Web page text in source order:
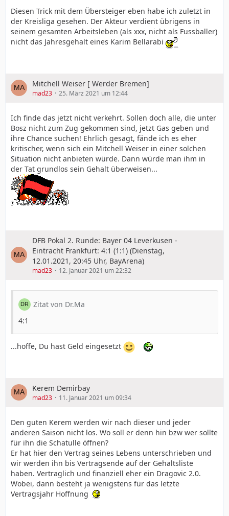
Diesen Trick mit dem Übersteiger eben habe ich zuletzt in
der Kreisliga gesehen. Der Akteur verdient übrigens in
seinem gesamten Arbeitsleben (als xxx, nicht als Fussballer)
nicht das Jahresgehalt eines Karim Bellarabi
Mitchell Weiser [ Werder Bremen]
mad23 25. März 2021 um 12:44
Ich finde das jetzt nicht verkehrt. Sollen doch alle, die unter
Bosz nicht zum Zug gekommen sind, jetzt Gas geben und
ihre Chance suchen! Ehrlich gesagt, fände ich es eher
kritischer, wenn sich ein Mitchell Weiser in einer solchen
Situation nicht anbieten würde. Dann würde man ihm in
der Tat grundlos sein Gehalt überweisen...
DFB Pokal 2. Runde: Bayer 04 Leverkusen -
Eintracht Frankfurt: 4:1 (1:1) (Dienstag,
12.01.2021, 20:45 Uhr, BayArena)
mad23 12. Januar 2021 um 22:32
Zitat von Dr.Ma
4:1
...hoffe, Du hast Geld eingesetzt
Kerem Demirbay
mad23 11. Januar 2021 um 09:34
Den guten Kerem werden wir nach dieser und jeder
anderen Saison nicht los. Wo soll er denn hin bzw wer sollte
für ihn die Schatulle öffnen?
Er hat hier den Vertrag seines Lebens unterschrieben und
wir werden ihn bis Vertragsende auf der Gehaltsliste
haben. Vertraglich und finanziell eher ein Dragovic 2.0.
Wobei, dann besteht ja wenigstens für das letzte
Vertragsjahr Hoffnung